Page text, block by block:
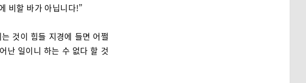
비할 바가 아닙니다!”
것이 힘들 지경에 들면 어쩔
난 일이니 하는 수 없다 할 것